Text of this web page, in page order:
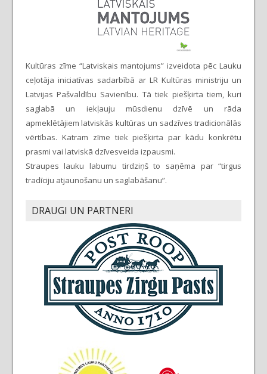
Kultūras zīme “Latviskais mantojums” izveidota pēc Lauku
ceļotāja iniciatīvas sadarbībā ar LR Kultūras ministriju un
Latvijas Pašvaldību Savienību. Tā tiek piešķirta tiem, kuri
saglabā un iekļauju mūsdienu dzīvē un rāda
apmeklētājiem latviskās kultūras un sadzīves tradicionālās
vērtības. Katram zīme tiek piešķirta par kādu konkrētu
prasmi vai latviskā dzīvesveida izpausmi.
Straupes lauku labumu tirdziņš to saņēma par “tirgus
tradīciju atjaunošanu un saglabāšanu”.
DRAUGI UN PARTNERI